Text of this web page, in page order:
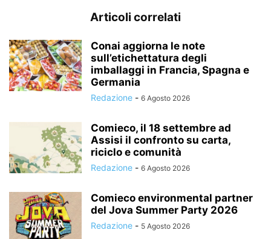
Articoli correlati
Conai aggiorna le note
sull’etichettatura degli
imballaggi in Francia, Spagna e
Germania
Redazione - 6 Agosto 2026
Comieco, il 18 settembre ad
Assisi il confronto su carta,
riciclo e comunità
Redazione - 6 Agosto 2026
Comieco environmental partner
del Jova Summer Party 2026
Redazione - 5 Agosto 2026